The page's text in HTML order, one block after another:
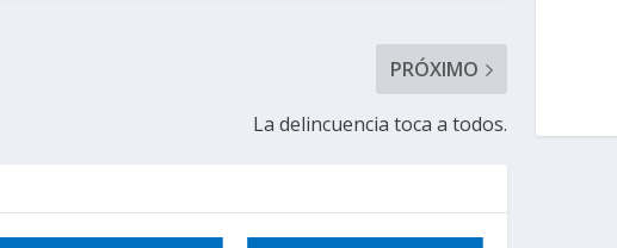
PRÓXIMO
La delincuencia toca a todos.